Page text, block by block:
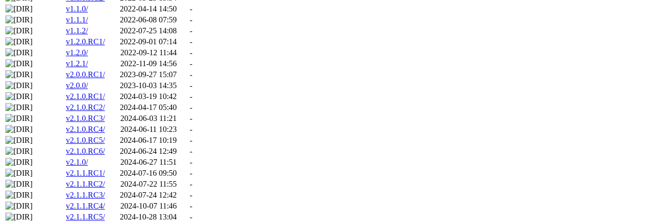
v1.1.0/
2022-04-14 14:50
-
v1.1.1/
2022-06-08 07:59
-
v1.1.2/
2022-07-25 14:08
-
v1.2.0.RC1/
2022-09-01 07:14
-
v1.2.0/
2022-09-12 11:44
-
v1.2.1/
2022-11-09 14:56
-
v2.0.0.RC1/
2023-09-27 15:07
-
v2.0.0/
2023-10-03 14:35
-
v2.1.0.RC1/
2024-03-19 10:42
-
v2.1.0.RC2/
2024-04-17 05:40
-
v2.1.0.RC3/
2024-06-03 11:21
-
v2.1.0.RC4/
2024-06-11 10:23
-
v2.1.0.RC5/
2024-06-17 10:19
-
v2.1.0.RC6/
2024-06-24 12:49
-
v2.1.0/
2024-06-27 11:51
-
v2.1.1.RC1/
2024-07-16 09:50
-
v2.1.1.RC2/
2024-07-22 11:55
-
v2.1.1.RC3/
2024-07-24 12:42
-
v2.1.1.RC4/
2024-10-07 11:46
-
v2.1.1.RC5/
2024-10-28 13:04 -